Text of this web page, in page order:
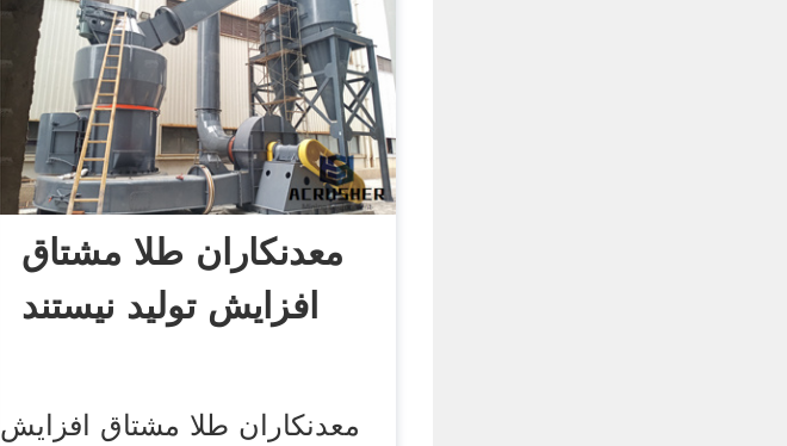
معدنکاران طلا مشتاق
افزایش تولید نیستند
معدنکاران طلا مشتاق افزایش